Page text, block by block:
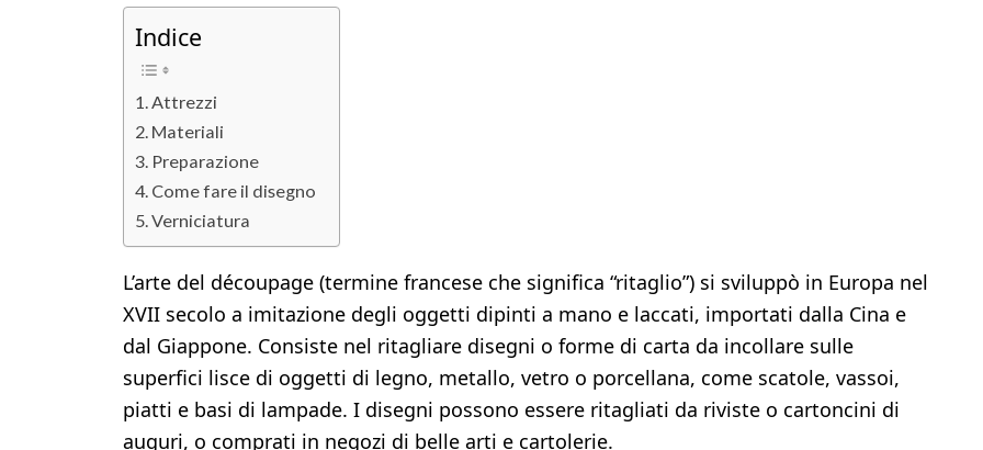
Indice
Attrezzi
Materiali
Preparazione
Come fare il disegno
Verniciatura
L’arte del découpage (termine francese che significa “ritaglio”) si sviluppò in Europa nel
XVII secolo a imitazione degli oggetti dipinti a mano e laccati, importati dalla Cina e
dal Giappone. Consiste nel ritagliare disegni o forme di carta da incollare sulle
superfici lisce di oggetti di legno, metallo, vetro o porcellana, come scatole, vassoi,
piatti e basi di lampade. I disegni possono essere ritagliati da riviste o cartoncini di
auguri, o comprati in negozi di belle arti e cartolerie.